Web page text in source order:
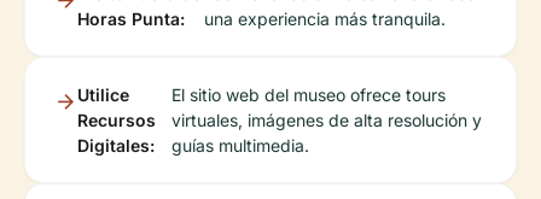
Horas Punta:
una experiencia más tranquila.
Utilice
Recursos
Digitales:
El sitio web del museo ofrece tours
virtuales, imágenes de alta resolución y
guías multimedia.